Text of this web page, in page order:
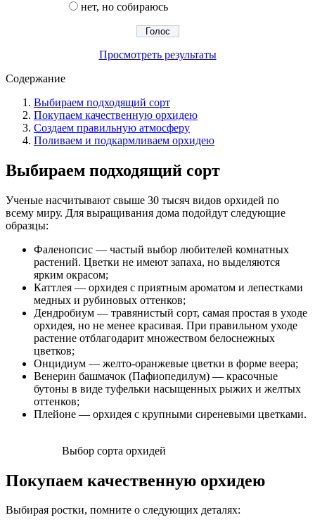
нет, но собираюсь
Просмотреть результаты
Содержание
Выбираем подходящий сорт
Покупаем качественную орхидею
Создаем правильную атмосферу
Поливаем и подкармливаем орхидею
Выбираем подходящий сорт
Ученые насчитывают свыше 30 тысяч видов орхидей по
всему миру. Для выращивания дома подойдут следующие
образцы:
Фаленопсис — частый выбор любителей комнатных
растений. Цветки не имеют запаха, но выделяются
ярким окрасом;
Каттлея — орхидея с приятным ароматом и лепестками
медных и рубиновых оттенков;
Дендробиум — травянистый сорт, самая простая в уходе
орхидея, но не менее красивая. При правильном уходе
растение отблагодарит множеством белоснежных
цветков;
Онцидиум — желто-оранжевые цветки в форме веера;
Венерин башмачок (Пафиопедилум) — красочные
бутоны в виде туфельки насыщенных рыжих и желтых
оттенков;
Плейоне — орхидея с крупными сиреневыми цветками.
Выбор сорта орхидей
Покупаем качественную орхидею
Выбирая ростки, помните о следующих деталях: